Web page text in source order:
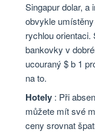
Singapur dolar, a
obvykle
rychlou orientaci.
bankovky v
ucouraný $ b 1
na to.
Hotely : Při
můžete mít své
ceny srovnat